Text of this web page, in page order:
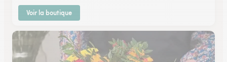
Voir la boutique